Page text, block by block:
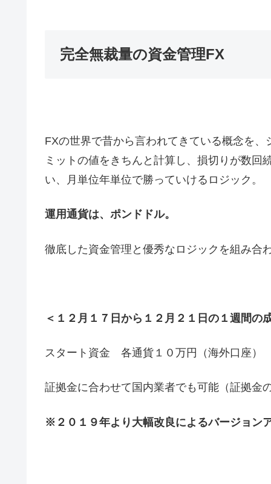
完全無裁量の資金管理FX
FXの世界で昔から言われてきている概念を
ミットの値をきちんと計算し、損切りが数
い、月単位年単位で勝っていけるロジック。
運用通貨は、ポンドドル。
徹底した資金管理と優秀なロジックを組み合
＜１２月１７日から１２月２１日の１週間の
スタート資金 各通貨１０万円（海外口座）
証拠金に合わせて国内業者でも可能（証拠金
※２０１９年より大幅改良によるバージョン